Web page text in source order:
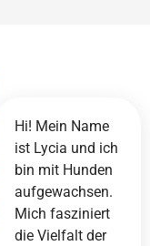
Hi! Mein Name
ist Lycia und ich
bin mit Hunden
aufgewachsen.
Mich fasziniert
die Vielfalt der